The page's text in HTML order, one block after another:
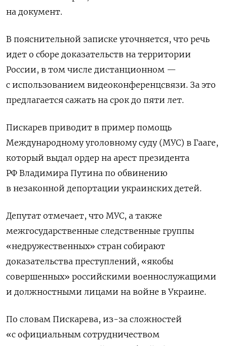
на документ.
В пояснительной записке уточняется, что речь
идет о сборе доказательств на территории
России, в том числе дистанционном —
с использованием видеоконференцсвязи. За это
предлагается сажать на срок до пяти лет.
Пискарев приводит в пример помощь
Международному уголовному суду (МУС) в Гааге,
который выдал ордер на арест президента
РФ Владимира Путина по обвинению
в незаконной депортации украинских детей.
Депутат отмечает, что МУС, а также
межгосударственные следственные группы
«недружественных» стран собирают
доказательства преступлений, «якобы
совершенных» российскими военнослужащими
и должностными лицами на войне в Украине.
По словам Пискарева, из-за сложностей
«с официальным сотрудничеством